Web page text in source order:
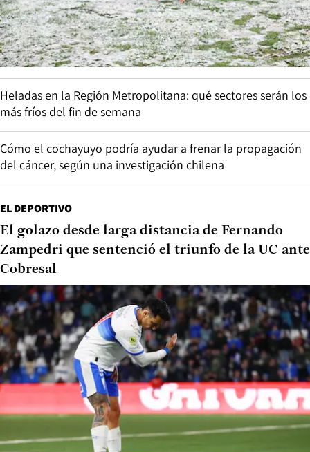
Heladas en la Región Metropolitana: qué sectores serán los
más fríos del fin de semana
Cómo el cochayuyo podría ayudar a frenar la propagación
del cáncer, según una investigación chilena
EL DEPORTIVO
El golazo desde larga distancia de Fernando
Zampedri que sentenció el triunfo de la UC ante
Cobresal